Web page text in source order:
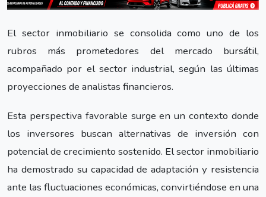
El sector inmobiliario se consolida como uno de los
rubros más prometedores del mercado bursátil,
acompañado por el sector industrial, según las últimas
proyecciones de analistas financieros.
Esta perspectiva favorable surge en un contexto donde
los inversores buscan alternativas de inversión con
potencial de crecimiento sostenido. El sector inmobiliario
ha demostrado su capacidad de adaptación y resistencia
ante las fluctuaciones económicas, convirtiéndose en una